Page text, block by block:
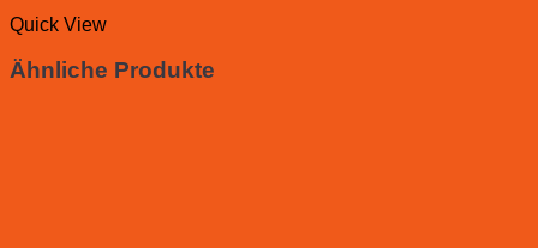
Quick View
Ähnliche Produkte